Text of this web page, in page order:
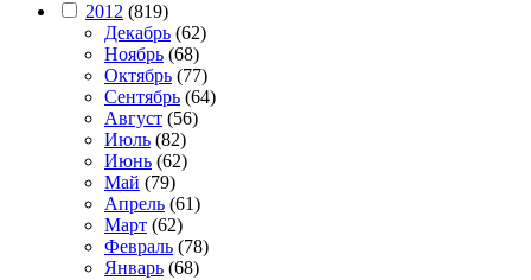
2012 (819)
Декабрь (62)
Ноябрь (68)
Октябрь (77)
Сентябрь (64)
Август (56)
Июль (82)
Июнь (62)
Май (79)
Апрель (61)
Март (62)
Февраль (78)
Январь (68)